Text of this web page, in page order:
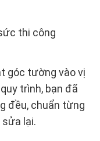
thi công
góc tường vào vị
trình, bạn đã
đều, chuẩn từng
lại.